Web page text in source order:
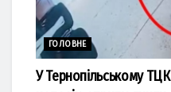
ГОЛОВНЕ
У Тернопільському